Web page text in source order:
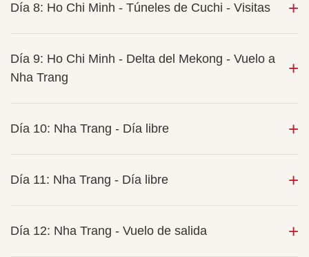
Día 8: Ho Chi Minh - Túneles de Cuchi - Visitas
Día 9: Ho Chi Minh - Delta del Mekong - Vuelo a
Nha Trang
Día 10: Nha Trang - Día libre
Día 11: Nha Trang - Día libre
Día 12: Nha Trang - Vuelo de salida